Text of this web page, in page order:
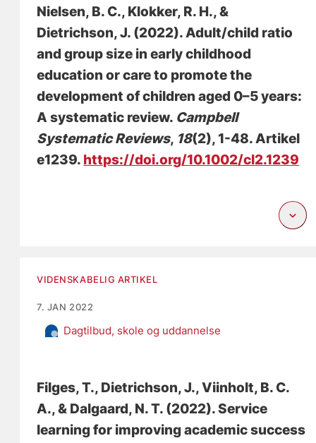
Nielsen, B. C., Klokker, R. H., &
Dietrichson, J. (2022).Adult/child ratio
and group size in early childhood
education or care to promote the
development of children aged 0–5 years:
A systematic review. Campbell
Systematic Reviews, 18(2), 1-48. Artikel
e1239. https://doi.org/10.1002/cl2.1239
VIDENSKABELIG ARTIKEL
7. JAN 2022
Dagtilbud, skole og uddannelse
Filges, T., Dietrichson, J., Viinholt, B. C.
A., & Dalgaard, N. T. (2022).Service
learning for improving academic success